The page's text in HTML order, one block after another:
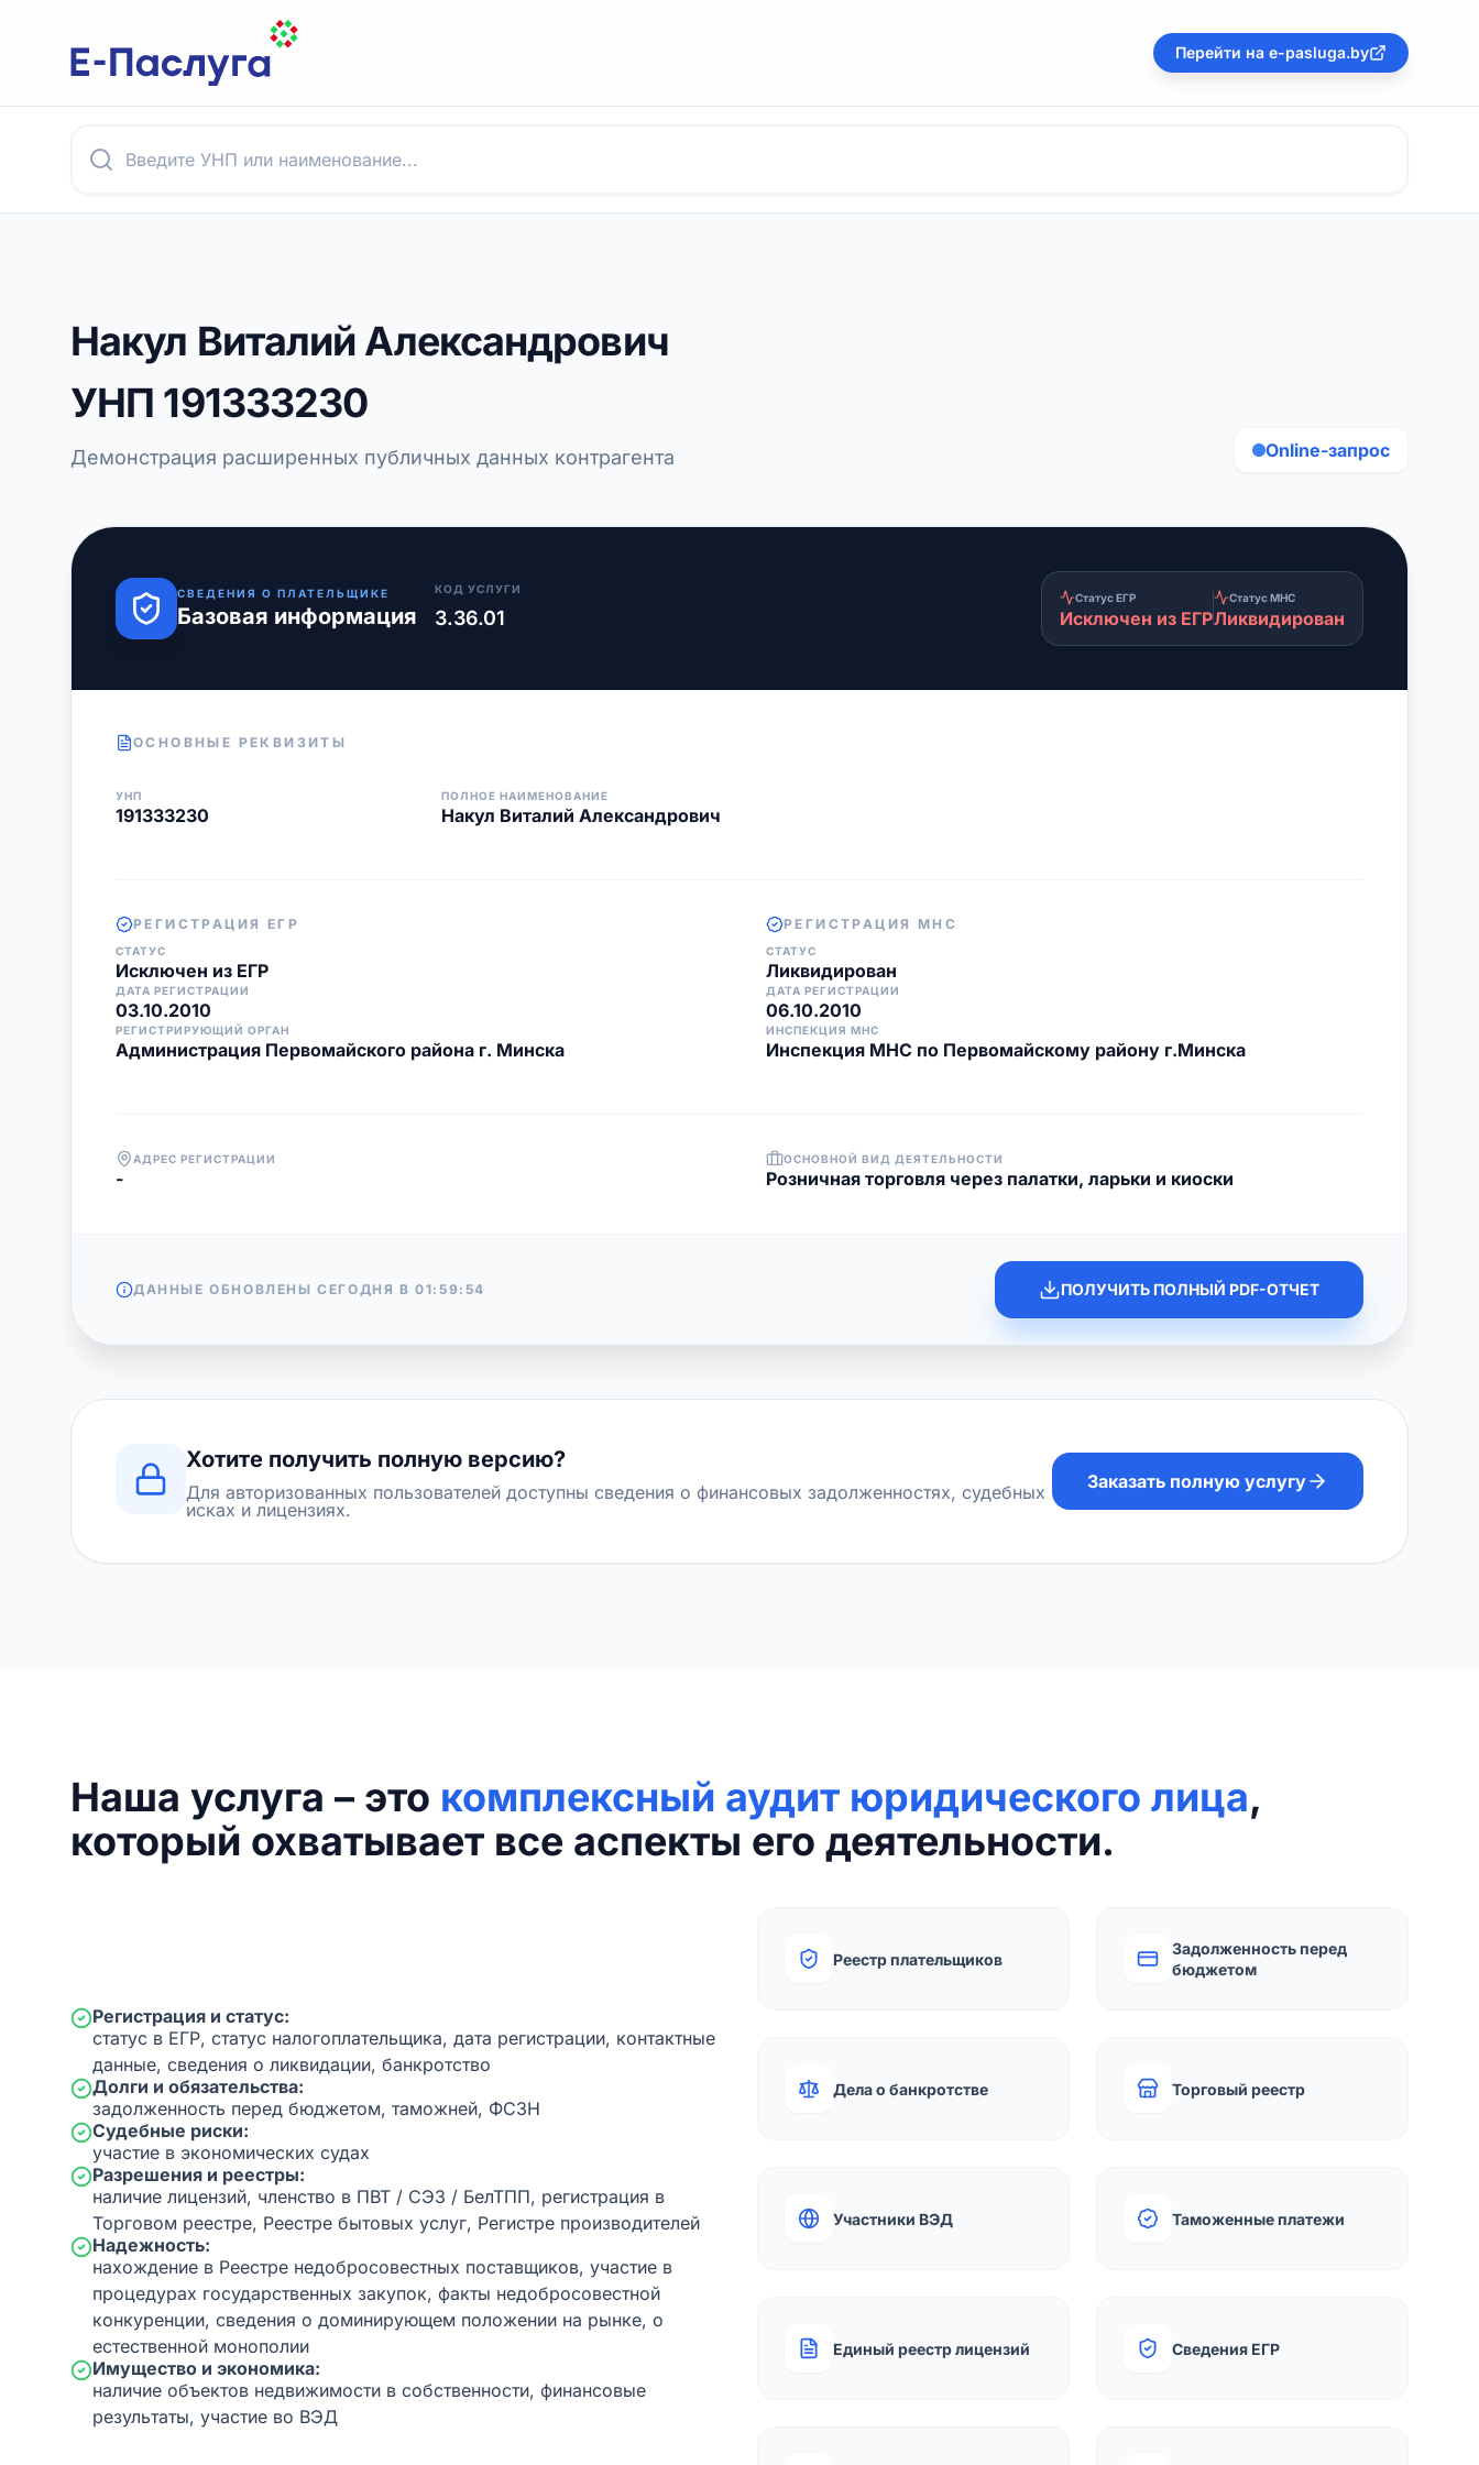
Перейти на e-pasluga.by
Накул Виталий Александрович
УНП 191333230
Демонстрация расширенных публичных данных контрагента Online-запрос
СВЕДЕНИЯ О ПЛАТЕЛЬЩИКЕ
Базовая информация
КОД УСЛУГИ
3.36.01
Статус ЕГР
Исключен из ЕГР
Статус МНС
Ликвидирован
ОСНОВНЫЕ РЕКВИЗИТЫ
УНП
191333230
ПОЛНОЕ НАИМЕНОВАНИЕ
Накул Виталий Александрович
РЕГИСТРАЦИЯ ЕГР
СТАТУС
Исключен из ЕГР
ДАТА РЕГИСТРАЦИИ
03.10.2010
РЕГИСТРИРУЮЩИЙ ОРГАН
Администрация Первомайского района г. Минска
РЕГИСТРАЦИЯ МНС
СТАТУС
Ликвидирован
ДАТА РЕГИСТРАЦИИ
06.10.2010
ИНСПЕКЦИЯ МНС
Инспекция МНС по Первомайскому району г.Минска
АДРЕС РЕГИСТРАЦИИ
-
ОСНОВНОЙ ВИД ДЕЯТЕЛЬНОСТИ
Розничная торговля через палатки, ларьки и киоски
ДАННЫЕ ОБНОВЛЕНЫ СЕГОДНЯ В01:59:54 ПОЛУЧИТЬ ПОЛНЫЙ PDF-ОТЧЕТ
Хотите получить полную версию?
Для авторизованных пользователей доступны сведения о финансовых задолженностях, судебных
исках и лицензиях.
Заказать полную услугу
Наша услуга – это комплексный аудит юридического лица,
который охватывает все аспекты его деятельности.
Регистрация и статус:
статус в ЕГР, статус налогоплательщика, дата регистрации, контактные
данные, сведения о ликвидации, банкротство
Долги и обязательства:
задолженность перед бюджетом, таможней, ФСЗН
Судебные риски:
участие в экономических судах
Разрешения и реестры:
наличие лицензий, членство в ПВТ / СЭЗ / БелТПП, регистрация в
Торговом реестре, Реестре бытовых услуг, Регистре производителей
Надежность:
нахождение в Реестре недобросовестных поставщиков, участие в
процедурах государственных закупок, факты недобросовестной
конкуренции, сведения о доминирующем положении на рынке, о
естественной монополии
Имущество и экономика:
наличие объектов недвижимости в собственности, финансовые
результаты, участие во ВЭД
Реестр плательщиков
Задолженность перед
бюджетом
Дела о банкротстве Торговый реестр
Участники ВЭД Таможенные платежи
Единый реестр лицензий Сведения ЕГР